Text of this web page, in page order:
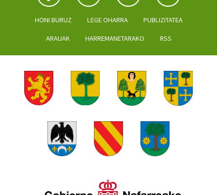
HONI BURUZ LEGE OHARRA PUBLIZITATEA
ARAUAK HARREMANETARAKO RSS